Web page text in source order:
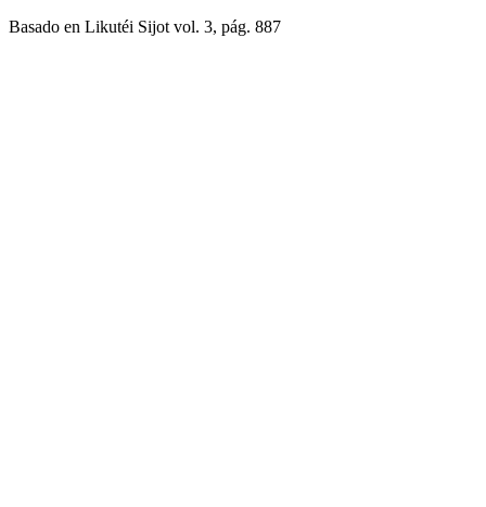
Basado en Likutéi Sijot vol. 3, pág. 887